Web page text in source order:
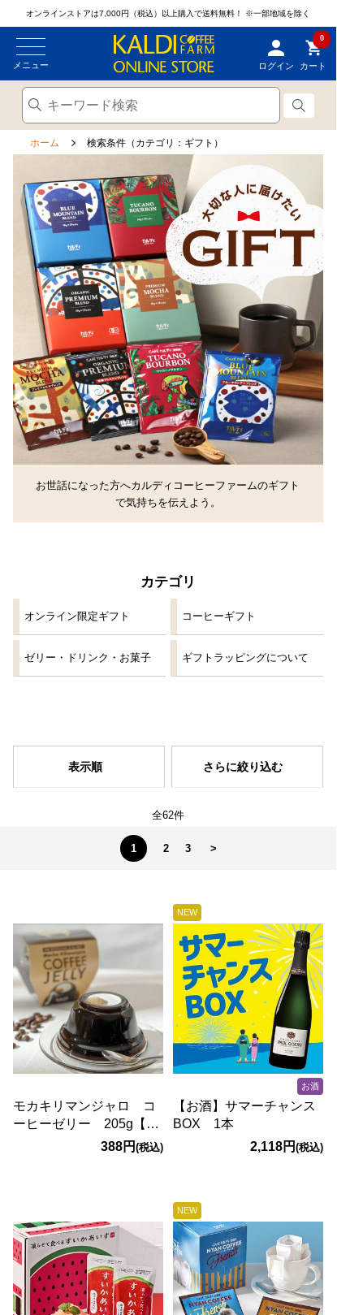
オンラインストアは7,000円（税込）以上購入で送料無料！ ※一部地域を除く
メニュー ログイン
0
カート
ホーム 検索条件（カテゴリ：ギフト）
お世話になった方へカルディコーヒーファームのギフト
で気持ちを伝えよう。
カテゴリ
オンライン限定ギフト コーヒーギフト
ゼリー・ドリンク・お菓子 ギフトラッピングについて
表示順 さらに絞り込む
全62件
1 2 3 >
モカキリマンジャロ コ
ーヒーゼリー 205g【賞
味期限：2026/10/27】
388円(税込)
NEW
お酒
【お酒】サマーチャンス
BOX 1本
2,118円 (税込)
NEW